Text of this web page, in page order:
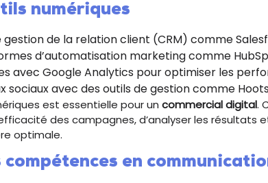
numériques
gestion de la relation client (CRM) comme
d’automatisation marketing comme
avec Google Analytics pour optimiser les
sociaux avec des outils de gestion comme
est essentielle pour uncommercial digital.
des campagnes, d’analyser les résultats
optimale.
compétences en